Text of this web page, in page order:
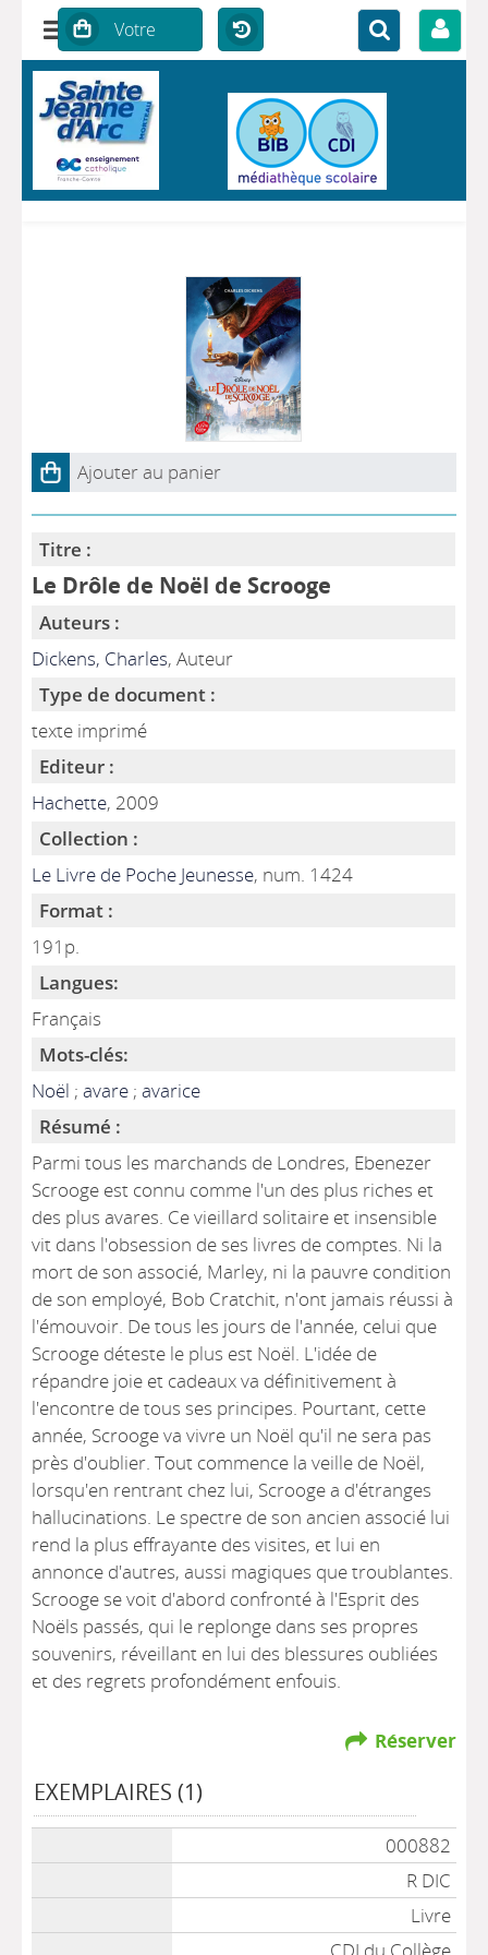
Ajouter au panier
Titre :
Le Drôle de Noël de Scrooge
Auteurs :
Dickens, Charles, Auteur
Type de document :
texte imprimé
Editeur :
Hachette, 2009
Collection :
Le Livre de Poche Jeunesse, num. 1424
Format :
191p.
Langues:
Français
Mots-clés:
Noël ;avare ;avarice
Résumé :
Parmi tous les marchands de Londres, Ebenezer
Scrooge est connu comme l'un des plus riches et
des plus avares. Ce vieillard solitaire et insensible
vit dans l'obsession de ses livres de comptes. Ni la
mort de son associé, Marley, ni la pauvre condition
de son employé, Bob Cratchit, n'ont jamais réussi à
l'émouvoir. De tous les jours de l'année, celui que
Scrooge déteste le plus est Noël. L'idée de
répandre joie et cadeaux va définitivement à
l'encontre de tous ses principes. Pourtant, cette
année, Scrooge va vivre un Noël qu'il ne sera pas
près d'oublier. Tout commence la veille de Noël,
lorsqu'en rentrant chez lui, Scrooge a d'étranges
hallucinations. Le spectre de son ancien associé lui
rend la plus effrayante des visites, et lui en
annonce d'autres, aussi magiques que troublantes.
Scrooge se voit d'abord confronté à l'Esprit des
Noëls passés, qui le replonge dans ses propres
souvenirs, réveillant en lui des blessures oubliées
et des regrets profondément enfouis.
Réserver
EXEMPLAIRES (1)
000882
R DIC
Livre